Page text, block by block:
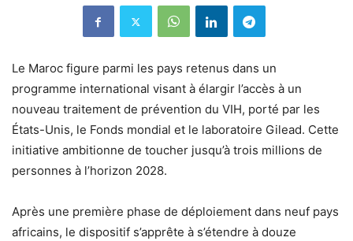
Le Maroc figure parmi les pays retenus dans un
programme international visant à élargir l’accès à un
nouveau traitement de prévention du VIH, porté par les
États-Unis, le Fonds mondial et le laboratoire Gilead. Cette
initiative ambitionne de toucher jusqu’à trois millions de
personnes à l’horizon 2028.
Après une première phase de déploiement dans neuf pays
africains, le dispositif s’apprête à s’étendre à douze